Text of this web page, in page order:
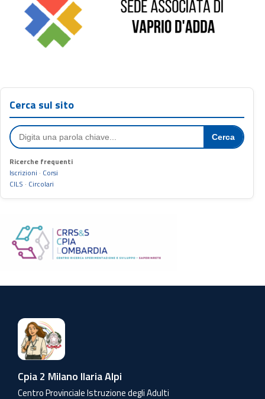
Cerca sul sito
Cerca
Ricerche frequenti
Iscrizioni · Corsi
CILS · Circolari
Cpia 2 Milano Ilaria Alpi
Centro Provinciale Istruzione degli Adulti